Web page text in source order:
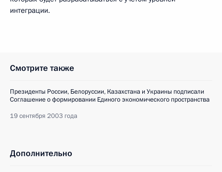
интеграции.
Смотрите также
Президенты России, Белоруссии, Казахстана и Украины подписали
Соглашение о формировании Единого экономического пространства
19 сентября 2003 года
Дополнительно